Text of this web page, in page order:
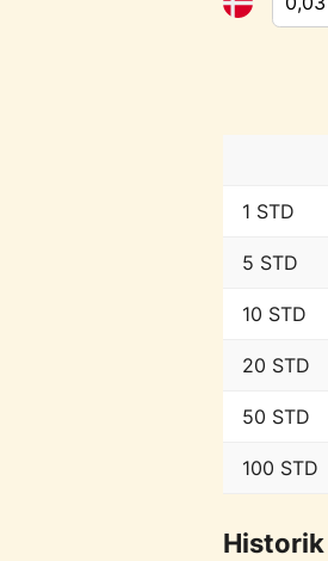
1 STD
5 STD
10 STD
20 STD
50 STD
100 STD
Historik